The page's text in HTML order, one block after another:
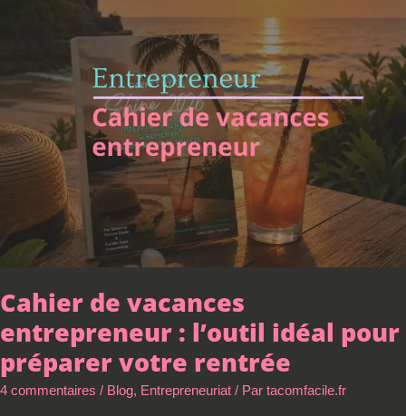
Cahier de vacances
entrepreneur : l’outil idéal pour
préparer votre rentrée
4 commentaires / Blog, Entrepreneuriat / Par tacomfacile.fr
entrepreneur
idéal
pour
préparer
rentrée